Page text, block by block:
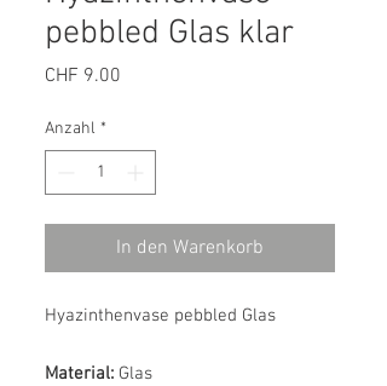
pebbled Glas klar
CHF 9.00
Anzahl *
In den Warenkorb
Hyazinthenvase pebbled Glas
Material: Glas